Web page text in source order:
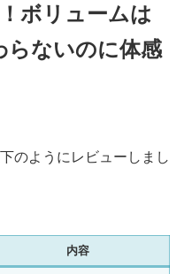
ボリュームは
らないのに体感
のようにレビューしまし
内容